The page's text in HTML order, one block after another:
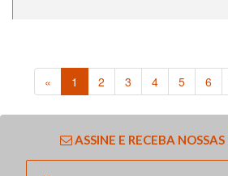
« 1 2 3 4 5 6
ASSINE E RECEBA